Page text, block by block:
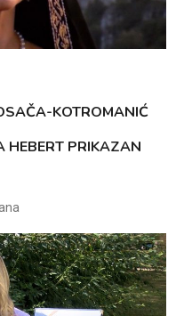
KOTROMANIĆ
HEBERT PRIKAZAN